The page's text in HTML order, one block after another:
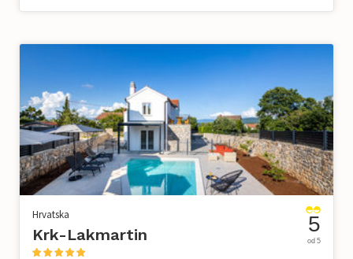
Hrvatska
Krk-Lakmartin 5
od 5